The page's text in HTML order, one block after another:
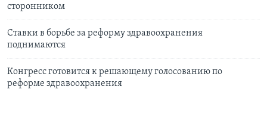
сторонником
Ставки в борьбе за реформу здравоохранения
поднимаются
Конгресс готовится к решающему голосованию по
реформе здравоохранения